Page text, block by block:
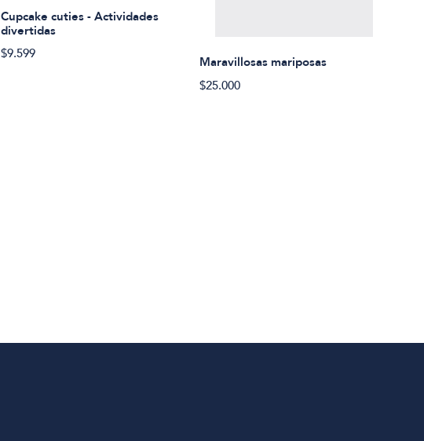
Cupcake cuties - Actividades
divertidas
$9.599
Maravillosas mariposas
$25.000